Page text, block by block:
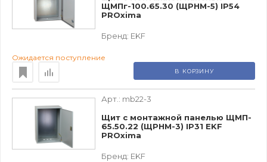
ЩМПг-100.65.30 (ЩРНМ-5) IP54
PROxima
Бренд: EKF
Ожидается поступление
В КОРЗИНУ
Арт.: mb22-3
Щит с монтажной панелью ЩМП-
65.50.22 (ЩРНМ-3) IP31 EKF
PROxima
Бренд: EKF